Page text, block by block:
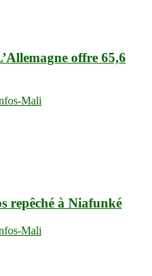
offre 65,6
Mali
repêché à Niafunké
Mali